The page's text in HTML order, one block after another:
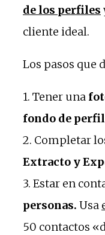
de los perfiles
cliente ideal.
Los pasos que
1. Tener una
fondo de perfil
2. Completar
Extracto y
3. Estar en
personas. Usa
50 contactos